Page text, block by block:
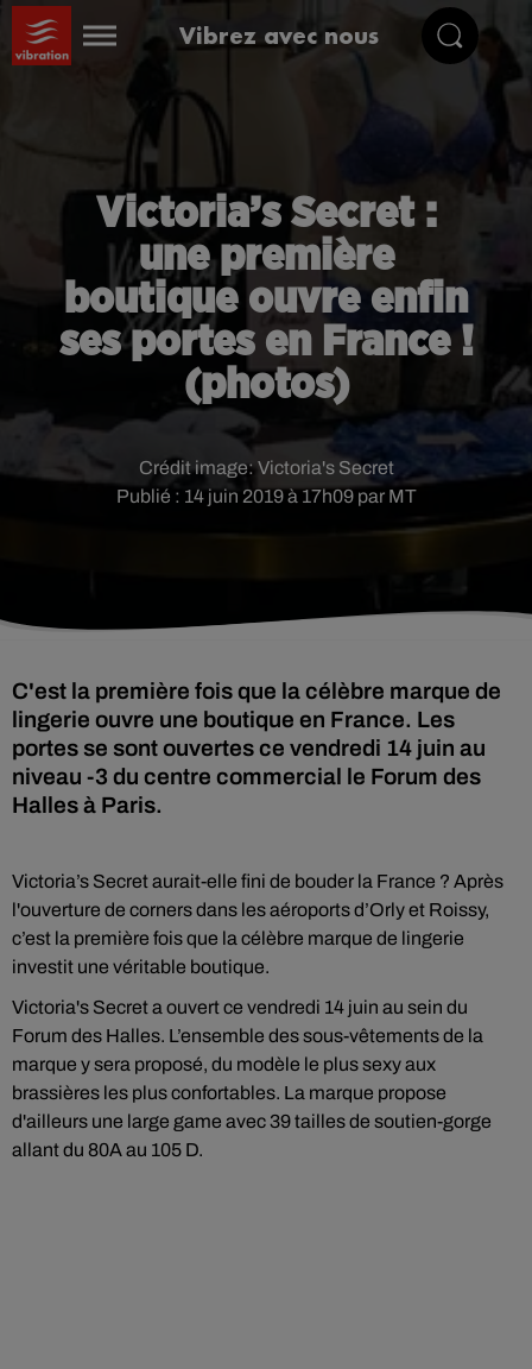
Vibrez avec nous
Victoria’s Secret :
une première
boutique ouvre enfin
ses portes en France !
(photos)
Publié : 14 juin 2019 à 17h09 par MT
Crédit image:Victoria's Secret
C'est la première fois que la célèbre marque de
lingerie ouvre une boutique en France. Les
portes se sont ouvertes ce vendredi 14 juin au
niveau -3 du centre commercial le Forum des
Halles à Paris.
Victoria’s Secret aurait-elle fini de bouder la France ? Après
l'ouverture de corners dans les aéroports d’Orly et Roissy,
c’est la première fois que la célèbre marque de lingerie
investit une véritable boutique.
Victoria's Secret a ouvert ce vendredi 14 juin au sein du
Forum des Halles. L’ensemble des sous-vêtements de la
marque y sera proposé, du modèle le plus sexy aux
brassières les plus confortables. La marque propose
d'ailleurs une large game avec 39 tailles de soutien-gorge
allant du 80A au 105 D.